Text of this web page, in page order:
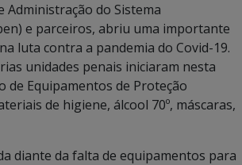
Administração do Sistema
e parceiros, abriu uma importante
luta contra a pandemia do Covid-19.
unidades penais iniciaram nesta
de Equipamentos de Proteção
de higiene, álcool 70º, máscaras,
diante da falta de equipamentos para